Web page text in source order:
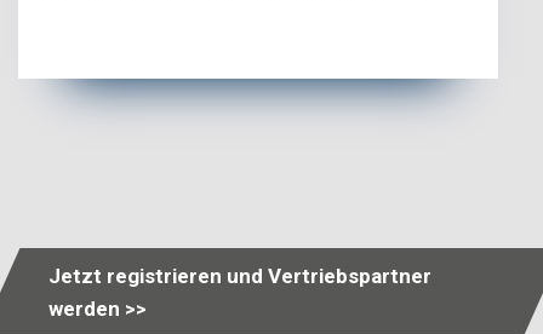
Jetzt registrieren und Vertriebspartner
werden >>